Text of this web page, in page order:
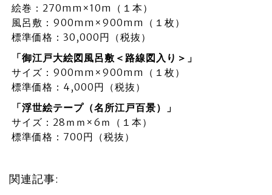
絵巻：270mm×10m（１本）
風呂敷：900mm×900mm（１枚）
標準価格：30,000円（税抜）
「御江戸大絵図風呂敷＜路線図入り＞」
サイズ：900mm×900mm（１枚）
標準価格：4,000円（税抜）
「浮世絵テープ（名所江戸百景）」
サイズ：28ｍｍ×6ｍ（１本）
標準価格：700円（税抜）
関連記事: